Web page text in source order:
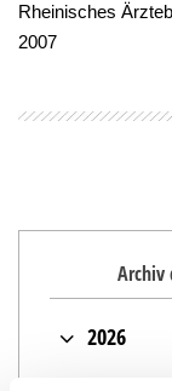
Rheinisches
2007
Archiv
2026